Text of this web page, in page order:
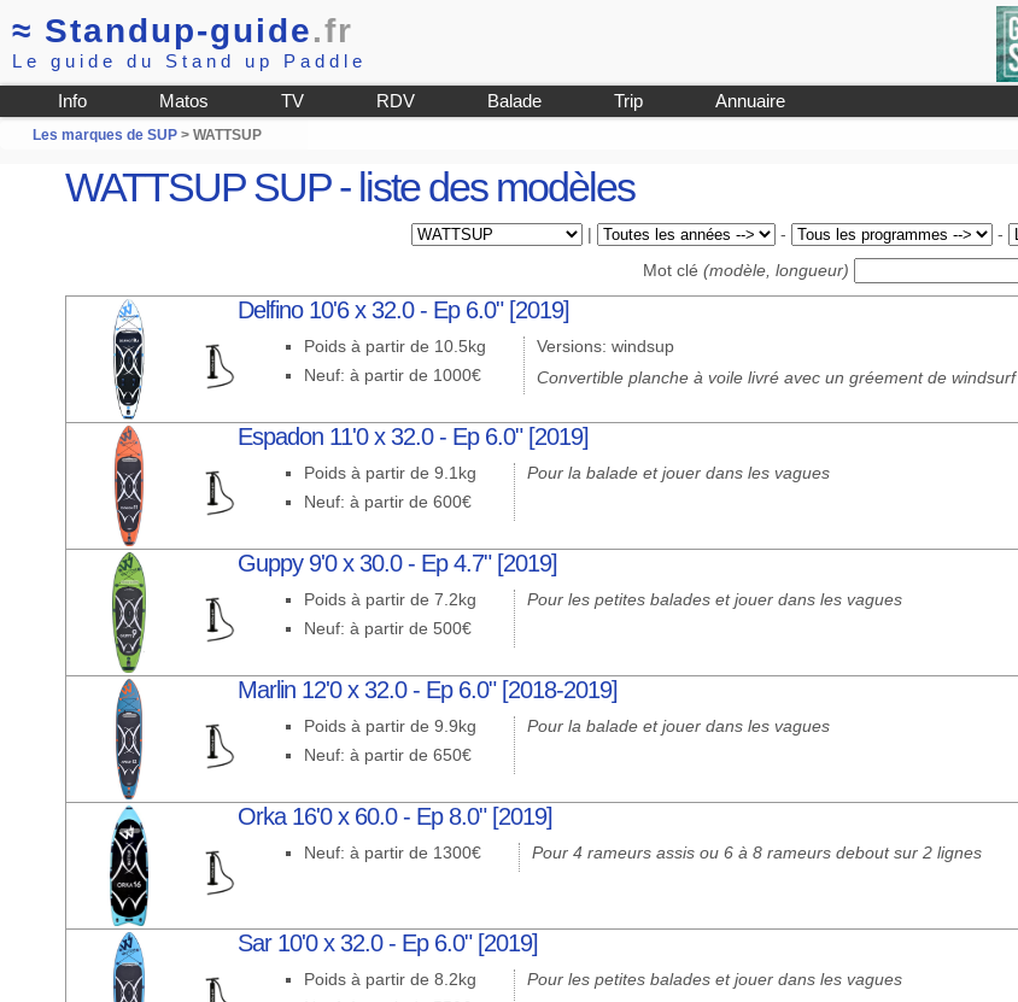
≈ Standup-guide.fr
Le guide du Stand up Paddle
Info Matos TV RDV Balade Trip Annuaire
Les marques de SUP> WATTSUP
WATTSUP SUP - liste des modèles
| -
-
Mot clé(modèle, longueur)
Delfino 10'6 x 32.0 - Ep 6.0" [2019]
Poids à partir de 10.5kg
Neuf: à partir de 1000€
Versions: windsup
Convertible planche à voile livré avec un gréement de windsurf
Espadon 11'0 x 32.0 - Ep 6.0" [2019]
Poids à partir de 9.1kg
Neuf: à partir de 600€
Pour la balade et jouer dans les vagues
Guppy 9'0 x 30.0 - Ep 4.7" [2019]
Poids à partir de 7.2kg
Neuf: à partir de 500€
Pour les petites balades et jouer dans les vagues
Marlin 12'0 x 32.0 - Ep 6.0" [2018-2019]
Poids à partir de 9.9kg
Neuf: à partir de 650€
Pour la balade et jouer dans les vagues
Orka 16'0 x 60.0 - Ep 8.0" [2019]
Neuf: à partir de 1300€ Pour 4 rameurs assis ou 6 à 8 rameurs debout sur 2 lignes
Sar 10'0 x 32.0 - Ep 6.0" [2019]
Poids à partir de 8.2kg
Pour les petites balades et jouer dans les vagues